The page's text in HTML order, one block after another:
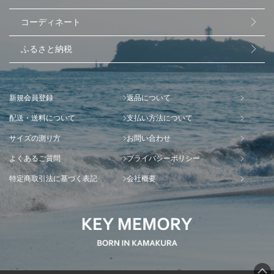
コーディネート
ふるさと納税
新規会員登録 返品について
配送・送料について 支払い方法について
サイズの測り方 お問い合わせ
よくあるご質問 プライバシーポリシー
特定商取引法に基づく表記 会社概要